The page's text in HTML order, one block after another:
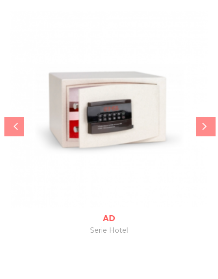
AD
Serie Hotel